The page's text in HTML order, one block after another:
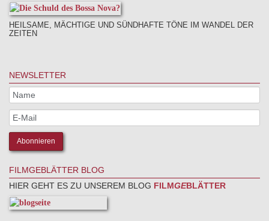
HEILSAME, MÄCHTIGE UND SÜNDHAFTE TÖNE IM WANDEL DER
ZEITEN
NEWSLETTER
FILMGEBLÄTTER BLOG
HIER GEHT ES ZU UNSEREM BLOG FILMGEBLÄTTER